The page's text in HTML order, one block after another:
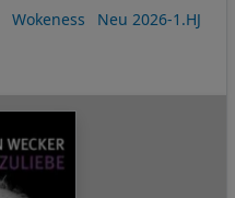
Wokeness
Neu 2026-1.HJ